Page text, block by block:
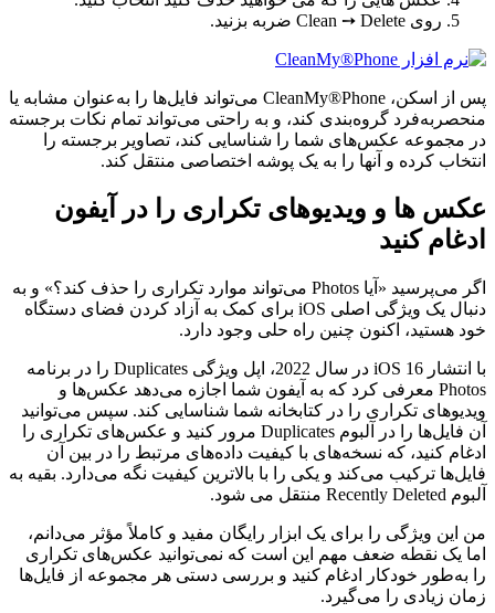
روی Clean ➙ Delete ضربه بزنید.
پس از اسکن، CleanMy®Phone می‌تواند فایل‌ها را به‌عنوان مشابه یا
منحصربه‌فرد گروه‌بندی کند، و به راحتی می‌تواند تمام نکات برجسته
در مجموعه عکس‌های شما را شناسایی کند، تصاویر برجسته را
انتخاب کرده و آنها را به یک پوشه اختصاصی منتقل کند.
عکس ها و ویدیوهای تکراری را در آیفون
ادغام کنید
اگر می‌پرسید «آیا Photos می‌تواند موارد تکراری را حذف کند؟» و به
دنبال یک ویژگی اصلی iOS برای کمک به آزاد کردن فضای دستگاه
خود هستید، اکنون چنین راه حلی وجود دارد.
با انتشار iOS 16 در سال 2022، اپل ویژگی Duplicates را در برنامه
Photos معرفی کرد که به آیفون شما اجازه می‌دهد عکس‌ها و
ویدیوهای تکراری را در کتابخانه شما شناسایی کند. سپس می‌توانید
آن فایل‌ها را در آلبوم Duplicates مرور کنید و عکس‌های تکراری را
ادغام کنید، که نسخه‌های با کیفیت داده‌های مرتبط را در بین آن
فایل‌ها ترکیب می‌کند و یکی را با بالاترین کیفیت نگه می‌دارد. بقیه به
آلبوم Recently Deleted منتقل می شود.
من این ویژگی را برای یک ابزار رایگان مفید و کاملاً مؤثر می‌دانم،
اما یک نقطه ضعف مهم این است که نمی‌توانید عکس‌های تکراری
را به‌طور خودکار ادغام کنید و بررسی دستی هر مجموعه از فایل‌ها
زمان زیادی را می‌گیرد.